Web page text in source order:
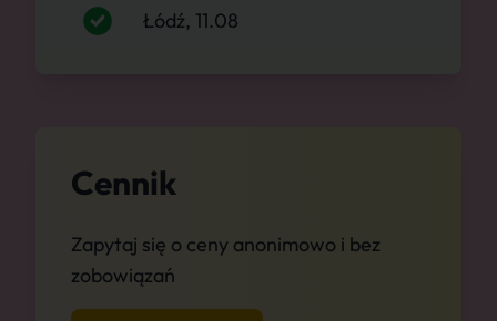
Łódź, 11.08
Cennik
Zapytaj się o ceny anonimowo i bez
zobowiązań